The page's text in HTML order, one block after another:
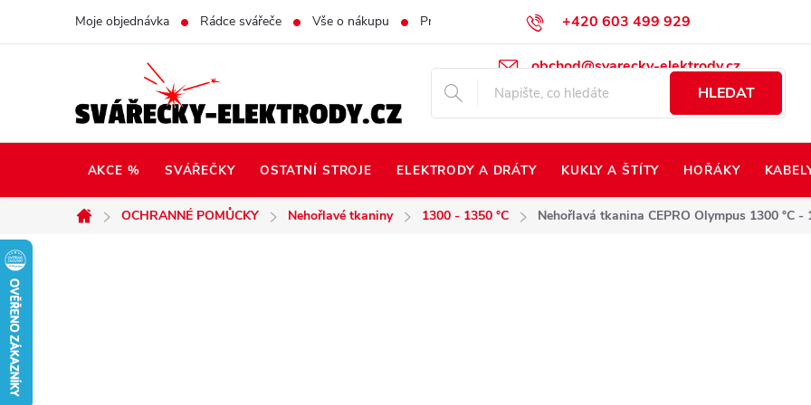
+420 603 499 929
obchod@svarecky-elektrody.cz
Moje objednávka Rádce svářeče Vše o nákupu Prodej na Slovensko Napište nám Kontakty
HLEDAT
AKCE % SVÁŘEČKY OSTATNÍ STROJE ELEKTRODY A DRÁTY KUKLY A ŠTÍTY HOŘÁKY
Domů
OCHRANNÉ POMŮCKY Nehořlavé tkaniny 1300 - 1350 °C Nehořlavá tkanina CEPRO Olympus 1300 °C -